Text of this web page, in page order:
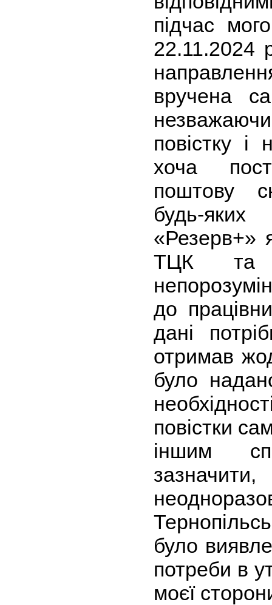
підчас
22.11.2024
вручена
повістку і
хоча
поштову
будь-
«Резерв+»
ТЦК та
до
дані
отримав
було
повістки
іншим
було
потреби в
моєї